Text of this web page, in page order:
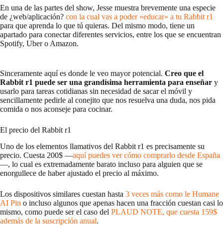
En una de las partes del show, Jesse muestra brevemente una especie
de ¿web/aplicación? con la cual vas a poder «educar» a tu Rabbit r1
para que aprenda lo que tú quieras. Del mismo modo, tiene un
apartado para conectar diferentes servicios, entre los que se encuentran
Spotify, Uber o Amazon.
Sinceramente aquí es donde le veo mayor potencial. Creo que el
Rabbit r1 puede ser una grandísima herramienta para enseñar y
usarlo para tareas cotidianas sin necesidad de sacar el móvil y
sencillamente pedirle al conejito que nos resuelva una duda, nos pida
comida o nos aconseje para cocinar.
El precio del Rabbit r1
Uno de los elementos llamativos del Rabbit r1 es precisamente su
precio. Cuesta 200$ —aquí puedes ver cómo comprarlo desde España
—, lo cual es extremadamente barato incluso para alguien que se
enorgullece de haber ajustado el precio al máximo.
Los dispositivos similares cuestan hasta 3 veces más como le Humane
AI Pin o incluso algunos que apenas hacen una fracción cuestan casi lo
mismo, como puede ser el caso del PLAUD NOTE, que cuesta 159$
además de la suscripción anual.